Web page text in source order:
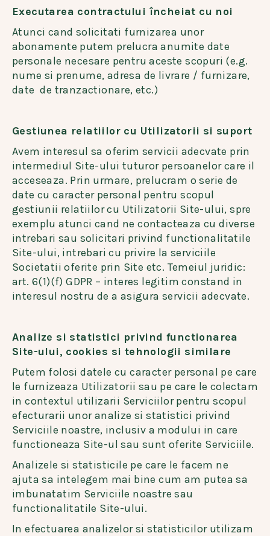
Executarea contractului încheiat cu noi
Atunci cand solicitati furnizarea unor
abonamente putem prelucra anumite date
personale necesare pentru aceste scopuri (e.g.
nume si prenume, adresa de livrare / furnizare,
date de tranzactionare, etc.)
Gestiunea relatiilor cu Utilizatorii si suport
Avem interesul sa oferim servicii adecvate prin
intermediul Site-ului tuturor persoanelor care il
acceseaza. Prin urmare, prelucram o serie de
date cu caracter personal pentru scopul
gestiunii relatiilor cu Utilizatorii Site-ului, spre
exemplu atunci cand ne contacteaza cu diverse
intrebari sau solicitari privind functionalitatile
Site-ului, intrebari cu privire la serviciile
Societatii oferite prin Site etc. Temeiul juridic:
art. 6(1)(f) GDPR – interes legitim constand in
interesul nostru de a asigura servicii adecvate.
Analize si statistici privind functionarea
Site-ului, cookies si tehnologii similare
Putem folosi datele cu caracter personal pe care
le furnizeaza Utilizatorii sau pe care le colectam
in contextul utilizarii Serviciilor pentru scopul
efecturarii unor analize si statistici privind
Serviciile noastre, inclusiv a modului in care
functioneaza Site-ul sau sunt oferite Serviciile.
Analizele si statisticile pe care le facem ne
ajuta sa intelegem mai bine cum am putea sa
imbunatatim Serviciile noastre sau
functionalitatile Site-ului.
In efectuarea analizelor si statisticilor utilizam